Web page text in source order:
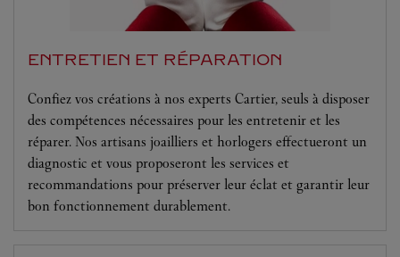
ENTRETIEN ET RÉPARATION
Confiez vos créations à nos experts Cartier, seuls à disposer
des compétences nécessaires pour les entretenir et les
réparer. Nos artisans joailliers et horlogers effectueront un
diagnostic et vous proposeront les services et
recommandations pour préserver leur éclat et garantir leur
bon fonctionnement durablement.